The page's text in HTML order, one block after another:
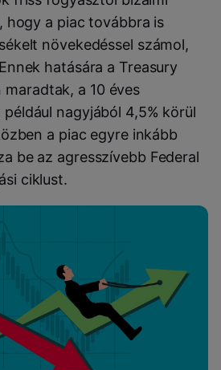
hogy a piac továbbra is
növekedéssel számol,
hatására a Treasury
a 10 éves
nagyjából 4,5% körül
a piac egyre inkább
be az agresszívebb Federal
ciklust.